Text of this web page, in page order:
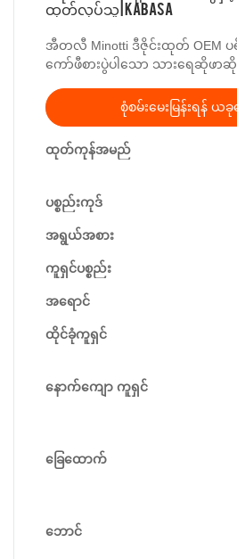
ထုတ်လုပ်သူ | Kabasa
အီတလီ Minotti ဒီဇိုင်းထုတ် OEM
ကော်ဖီစားပွဲပါသော သားရေဆိုဖာ
သည် စွမ်းဆောင်ရည်၊ အရည်အသွေး
စသည်ဖြင့် နှိုင်းယှဉ်၍မရသော ထူးထူးခ
သာချက်များရှိပြီး စျေးကွက်တွင် န
ထားသည်။Kabasa သည် ချို့ယွင်းခ
အကျဉ်းချုပ်ဖော်ပြသည်။ ယခင်ထုတ်
တို့ကို စဉ်ဆက်မပြတ် တိုးတက်စေ
Minotti ဒီဇိုင်း OEM ပရိဘောဂစက်ရုံ
သော သားရေဆိုဖာဆိုဖာ၏ သတ်မှ
စုံစမ်းမေးမြန်းရန် ယခု
ထုတ်ကုန်အမည်
ပစ္စည်းကုဒ်
အရွယ်အစား
ကူရှင်ပစ္စည်း
အရောင်
ထိုင်ခုံကူရှင်
နောက်ကျော ကူရှင်
ခြေထောက်
ဘောင်